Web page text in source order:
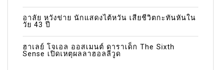
อาลัย หวังข่าย นักแสดงไต้หวัน เสียชีวิตกะทันหันใน
วัย 43 ปี
ฮาเลย์ โจเอล ออสเมนต์ ดาราเด็ก The Sixth
Sense เปิดเหตุผลลาฮอลลีวูด